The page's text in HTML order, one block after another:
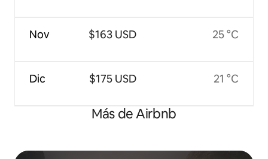
Nov
Dic
$163 USD
$175 USD
25 °C
21 °C
Más de Airbnb